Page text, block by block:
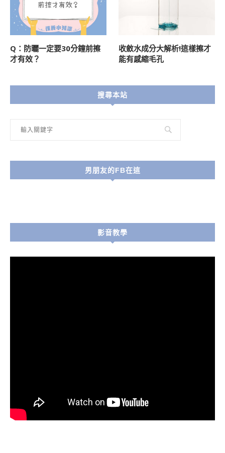
Q：防曬一定要30分鐘前擦
才有效？
收斂水成分大解析!這樣擦才
能有感縮毛孔
搜尋本站
男朋友的FB在這
影音教學